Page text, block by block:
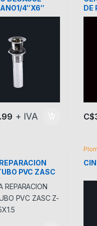
4″X6″
+ IVA
DE
C$
PVC ZASC